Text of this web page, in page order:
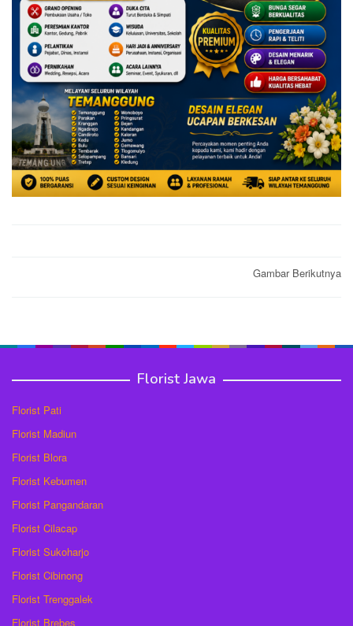
Gambar Berikutnya
Florist Jawa
Florist Pati
Florist Madiun
Florist Blora
Florist Kebumen
Florist Pangandaran
Florist Cilacap
Florist Sukoharjo
Florist Cibinong
Florist Trenggalek
Florist Brebes